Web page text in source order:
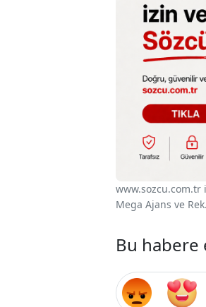
www.sozcu.com.tr
Mega Ajans ve
Bu